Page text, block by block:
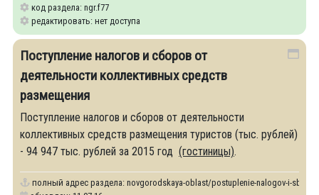
код раздела: ngr.f77
редактировать: нет доступа
Поступление налогов и сборов от
деятельности коллективных средств
размещения
Поступление налогов и сборов от деятельности
коллективных средств размещения туристов (тыс. рублей)
- 94 947 тыс. рублей за 2015 год (гостиницы).
полный адрес раздела: novgorodskaya-oblast/postuplenie-nalogov-i-